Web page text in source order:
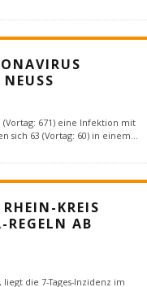
(Vortag: 671) eine Infektion mit
sich 63 (Vortag: 60) in einem...
KREIS
REGELN AB
die 7-Tages-Inzidenz im